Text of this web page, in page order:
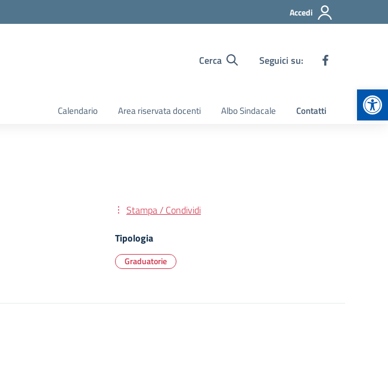
Accedi
Cerca Seguici su:
Calendario Area riservata docenti Albo Sindacale Contatti
Stampa / Condividi
Tipologia
Graduatorie